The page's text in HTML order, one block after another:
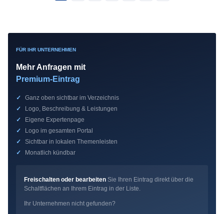
FÜR IHR UNTERNEHMEN
Mehr Anfragen mit
Premium-Eintrag
✓
Ganz oben sichtbar im Verzeichnis
✓
Logo, Beschreibung & Leistungen
✓
Eigene Expertenpage
✓
Logo im gesamten Portal
✓
Sichtbar in lokalen Themenleisten
✓
Monatlich kündbar
Freischalten oder bearbeiten Sie Ihren Eintrag direkt über die
Schaltflächen an Ihrem Eintrag in der Liste.
Ihr Unternehmen nicht gefunden?